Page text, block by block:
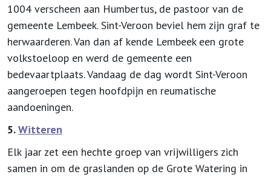
1004 verscheen aan Humbertus, de pastoor van de
gemeente Lembeek. Sint-Veroon beviel hem zijn graf te
herwaarderen. Van dan af kende Lembeek een grote
volkstoeloop en werd de gemeente een
bedevaartplaats. Vandaag de dag wordt Sint-Veroon
aangeroepen tegen hoofdpijn en reumatische
aandoeningen.
5.Witteren
Elk jaar zet een hechte groep van vrijwilligers zich
samen in om de graslanden op de Grote Watering in